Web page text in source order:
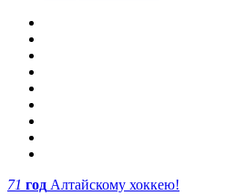
71 год Алтайскому хоккею!